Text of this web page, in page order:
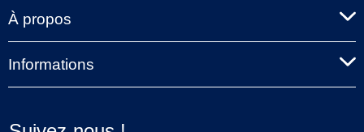
À propos
Informations